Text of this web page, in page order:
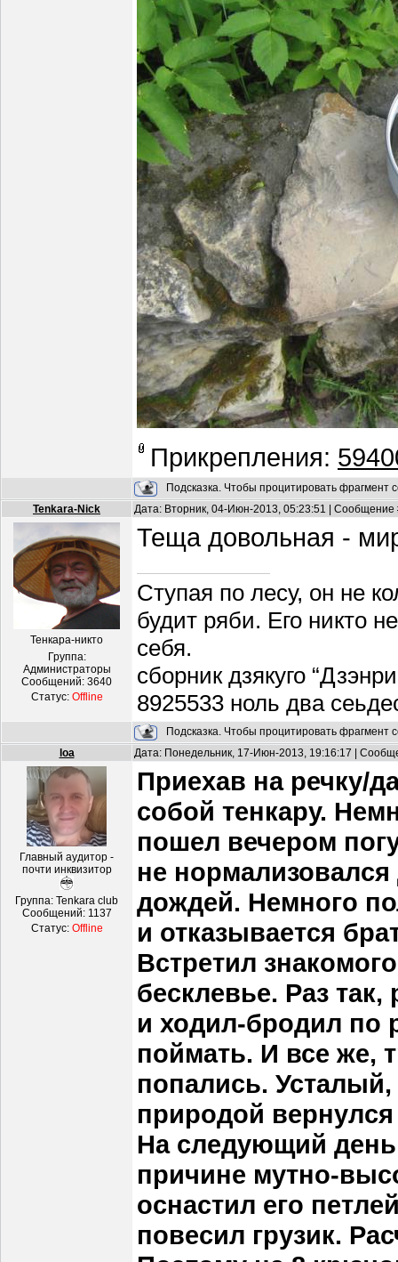
Прикрепления:
Подсказка. Чтобы процитировать фрагмент
Tenkara-Nick
Дата: Вторник, 04-Июн-2013, 05:23:51 |
Тенкара-никто
Группа:
Администраторы
Сообщений: 3640
Статус: Offline
Теща довольная -
Ступая по лесу, он не
будит ряби. Его никто
себя.
сборник дзякуго
8925533 ноль два
Подсказка. Чтобы процитировать фрагмент
loa
Дата: Понедельник, 17-Июн-2013, 19:16:17 |
Главный аудитор -
почти инквизитор
Группа: Tenkara club
Сообщений: 1137
Статус: Offline
Приехав на речку/
собой тенкару.
пошел вечером
не
дождей. Немного
и отказывается
Встретил
бесклевье. Раз
и ходил-бродил по
поймать. И все же,
попались.
природой
На следующий
причине мутно-
оснастил его
повесил грузик.